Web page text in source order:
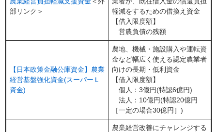
部リンク＞
軽減をするための借換え資金
【借入限度額】
営農負債の残額
【日本政策金融公庫資金】農業
経営基盤強化資金(スーパーＬ
資金)
農地、機械・施設購入や運転資
金など幅広く使える認定農業者
向けの長期・低利資金
【借入限度額】
個人：3億円(特認6億円)
法人：10億円(特認20億円
［一定の場合30億円］)
農業経営改善にチャレンジする